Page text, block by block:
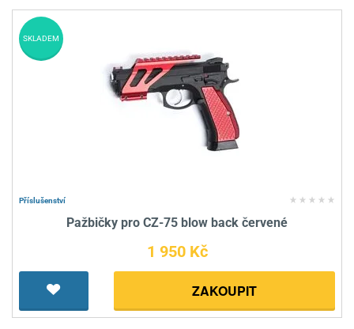
Příslušenství
Pažbičky pro CZ-75 blow back červené
1 950 Kč
ZAKOUPIT
SKLADEM